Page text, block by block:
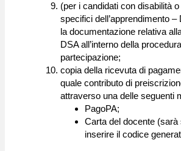
(per i candidati con disabilità
specifici dell’apprendimento
la documentazione relativa
DSA all’interno della
partecipazione;
copia della ricevuta di
quale contributo di
attraverso una delle seguenti
PagoPA;
Carta del docente (sarà
inserire il codice